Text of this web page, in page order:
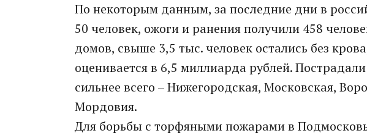
По некоторым данным, за последние дни в
50 человек, ожоги и ранения получили 458
домов, свыше 3,5 тыс. человек остались без
оценивается в 6,5 миллиарда рублей.
сильнее всего – Нижегородская, Московская,
Мордовия.
Для борьбы с торфяными пожарами в